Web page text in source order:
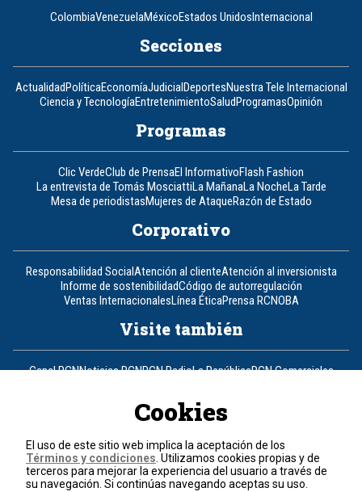
ColombiaVenezuelaMéxicoEstados UnidosInternacional
Secciones
ActualidadPolíticaEconomíaJudicialDeportesNuestra Tele Internacional
Ciencia y TecnologíaEntretenimientoSaludProgramasOpinión
Programas
Clic VerdeClub de PrensaEl InformativoFlash Fashion
La entrevista de Tomás MosciattiLa MañanaLa NocheLa Tarde
Mesa de periodistasMujeres de AtaqueRazón de Estado
Corporativo
Responsabilidad SocialAtención al clienteAtención al inversionista
Informe de sostenibilidadCódigo de autorregulación
Ventas InternacionalesLínea ÉticaPrensa RCNOBA
Visite también
Canal RCNNoticias RCNRCN RadioLa RepúblicaRCN Comerciales
Un producto de RCN Televisión
Contáctenos
Teléfono+57 (601) 426 92 92
Cookies
El uso de este sitio web implica la aceptación de los
Términos y condiciones . Utilizamos cookies propias y de
terceros para mejorar la experiencia del usuario a través de
su navegación. Si continúas navegando aceptas su uso.